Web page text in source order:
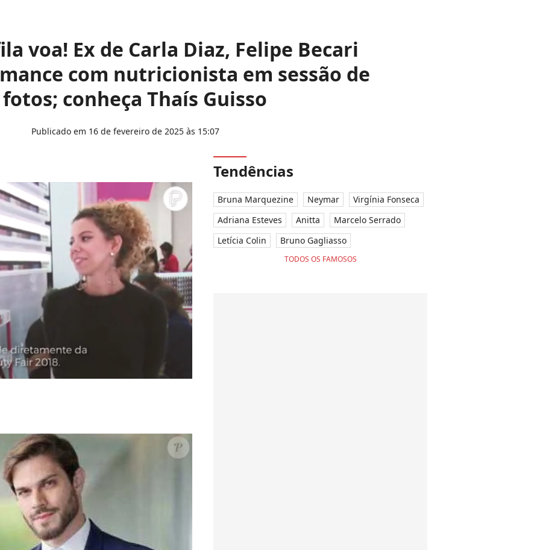
voa! Ex de Carla Diaz, Felipe Becari
com nutricionista em sessão de
fotos; conheça Thaís Guisso
Publicado em 16 de fevereiro de 2025 às 15:07
Tendências
Bruna Marquezine Neymar
Virgínia Fonseca
Adriana Esteves
Anitta
Marcelo Serrado
Letícia Colin
Bruno Gagliasso
TODOS OS FAMOSOS